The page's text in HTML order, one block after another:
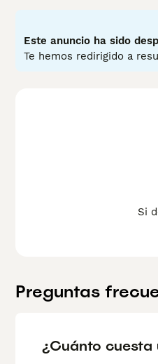
Lee nuestra página de
Este anuncio ha sido
Te hemos redirigido a
Si
Preguntas
¿Cuánto cuesta